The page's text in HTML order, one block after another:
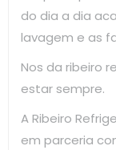
do dia a dia
lavagem e as
Nos da ribeiro
estar sempre.
A Ribeiro
em parceria